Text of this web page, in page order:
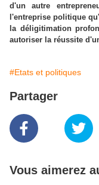
d'un autre
l'entreprise politique
la déligitimation
autoriser la réussite
#Etats et politiques
Partager
Vous aimerez